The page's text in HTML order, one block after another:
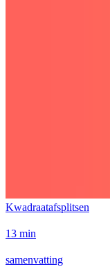
Kwadraatafsplitsen
13 min
samenvatting